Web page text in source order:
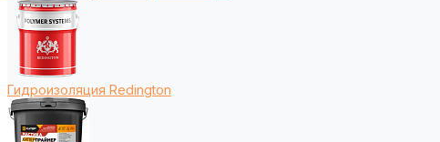
Гидроизоляция Redington